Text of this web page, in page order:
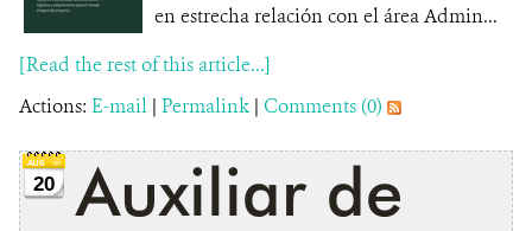
en estrecha relación con el área Admin...
[Read the rest of this article...]
Actions: E-mail | Permalink | Comments (0)
20
Auxiliar de